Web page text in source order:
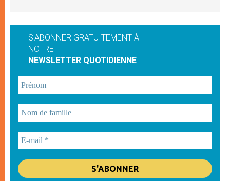
S'ABONNER GRATUITEMENT À
NOTRE
NEWSLETTER QUOTIDIENNE